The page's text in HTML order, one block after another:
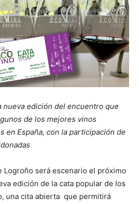
nueva edición del encuentro que
de los mejores vinos
en España, con la participación de
Logroño será escenario el próximo
edición de la cata popular de los
una cita abierta que permitirá